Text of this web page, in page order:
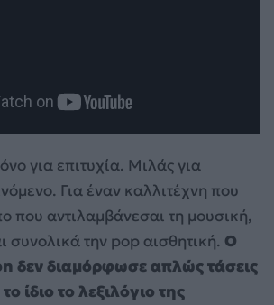
για επιτυχία. Μιλάς για
Για έναν καλλιτέχνη που
που αντιλαμβάνεσαι τη μουσική,
συνολικά την pop αισθητική. Ο
δεν διαμόρφωσε απλώς τάσεις
ίδιο το λεξιλόγιο της